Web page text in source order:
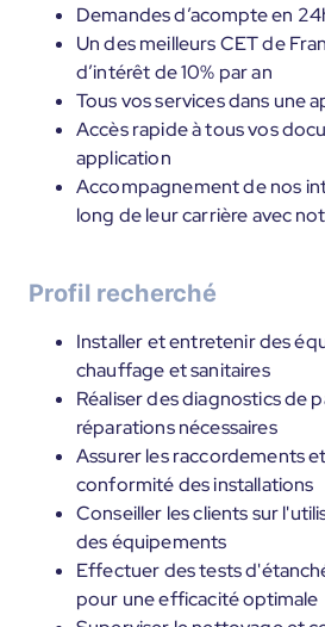
Demandes d’acompte en
Un des meilleurs CET de
d’intérêt de 10% par an
Tous vos services dans une
Accès rapide à tous vos
application
Accompagnement de nos
long de leur carrière avec
Profil recherché
Installer et entretenir des
chauffage et sanitaires
Réaliser des diagnostics de
réparations nécessaires
Assurer les raccordements
conformité des installations
Conseiller les clients sur
des équipements
Effectuer des tests
pour une efficacité optimale